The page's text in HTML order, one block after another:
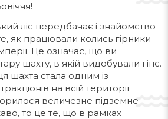
ліс передбачає і знайомство
як працювали колись гірники
Це означає, що ви
шахту, в якій видобували гіпс.
шахта стала одним із
на всій території
величезне підземне
то це те, що в рамках